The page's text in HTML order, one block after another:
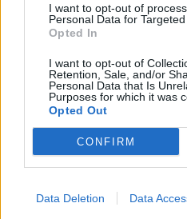
I want to opt-out of
Personal Data for Targeted
Opted In
I want to opt-out of
Retention, Sale, and/or
Personal Data that Is
Purposes for which it was
Opted Out
CONFIRM
Data Deletion Data
B C
N O P Q R
Z #